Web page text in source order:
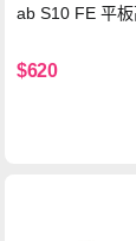
ab S10 FE 平板
$620